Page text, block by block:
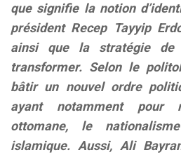
que signifie la notion
président Recep Tayyip
ainsi que la stratégie
transformer. Selon le
bâtir un nouvel ordre
ayant notamment pour
ottomane, le
islamique. Aussi, Ali